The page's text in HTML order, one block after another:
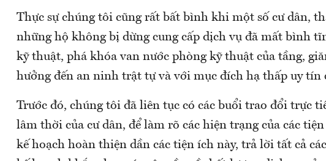
Thực sự chúng tôi cũng rất bất bình khi một số cư dân,
những hộ không bị dừng cung cấp dịch vụ đã mất bình
kỹ thuật, phá khóa van nước phòng kỹ thuật của tầng,
hưởng đến an ninh trật tự và với mục đích hạ thấp uy tín
Trước đó, chúng tôi đã liên tục có các buổi trao đổi trực
lâm thời của cư dân, để làm rõ các hiện trạng của các
kế hoạch hoàn thiện dần các tiện ích này, trả lời tất cả